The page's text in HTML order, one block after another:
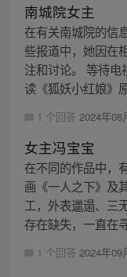
南城院女主
在有关南城院的信
些报道中，她因在
注和讨论。 等待电
读《狐妖小红娘》
1 个回答 2024年08
女主冯宝宝
在不同的作品中，
画《一人之下》及
工，外表邋遢、三
存在缺失，一直在
1 个回答 2024年09